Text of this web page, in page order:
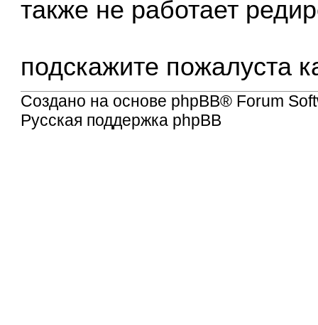
также не работает
подскажите пожалуста
Создано на основе phpBB® Forum
Русская поддержка phpBB